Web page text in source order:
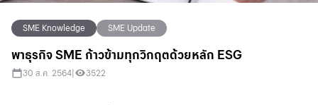
SME Knowledge SME Update
พาธุรกิจ SME ก้าวข้ามทุกวิกฤตด้วยหลัก ESG
30 ส.ค. 2564 3522